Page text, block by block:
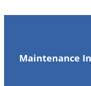
Maintenance